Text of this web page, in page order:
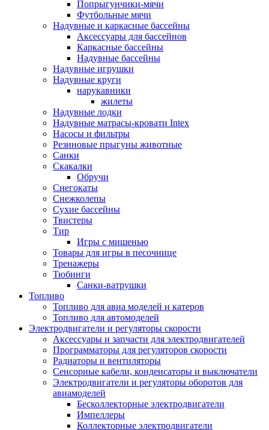
Попрыгунчики-мячи
Футбольные мячи
Надувные и каркасные бассейны
Аксессуары для бассейнов
Каркасные бассейны
Надувные бассейны
Надувные игрушки
Надувные круги
нарукавники
жилеты
Надувные лодки
Надувные матрасы-кровати Intex
Насосы и фильтры
Резиновые прыгуны животные
Санки
Скакалки
Обручи
Снегокаты
Снежколепы
Сухие бассейны
Твистеры
Тир
Игры с мишенью
Товары для игры в песочнице
Тренажеры
Тюбинги
Санки-ватрушки
Топливо
Топливо для авиа моделей и катеров
Топливо для автомоделей
Электродвигатели и регуляторы скорости
Аксессуары и запчасти для электродвигателей
Программаторы для регуляторов скорости
Радиаторы и вентиляторы
Сенсорные кабели, конденсаторы и выключатели
Электродвигатели и регуляторы оборотов для
авиамоделей
Бесколлекторные электродвигатели
Импеллеры
Коллекторные электродвигатели